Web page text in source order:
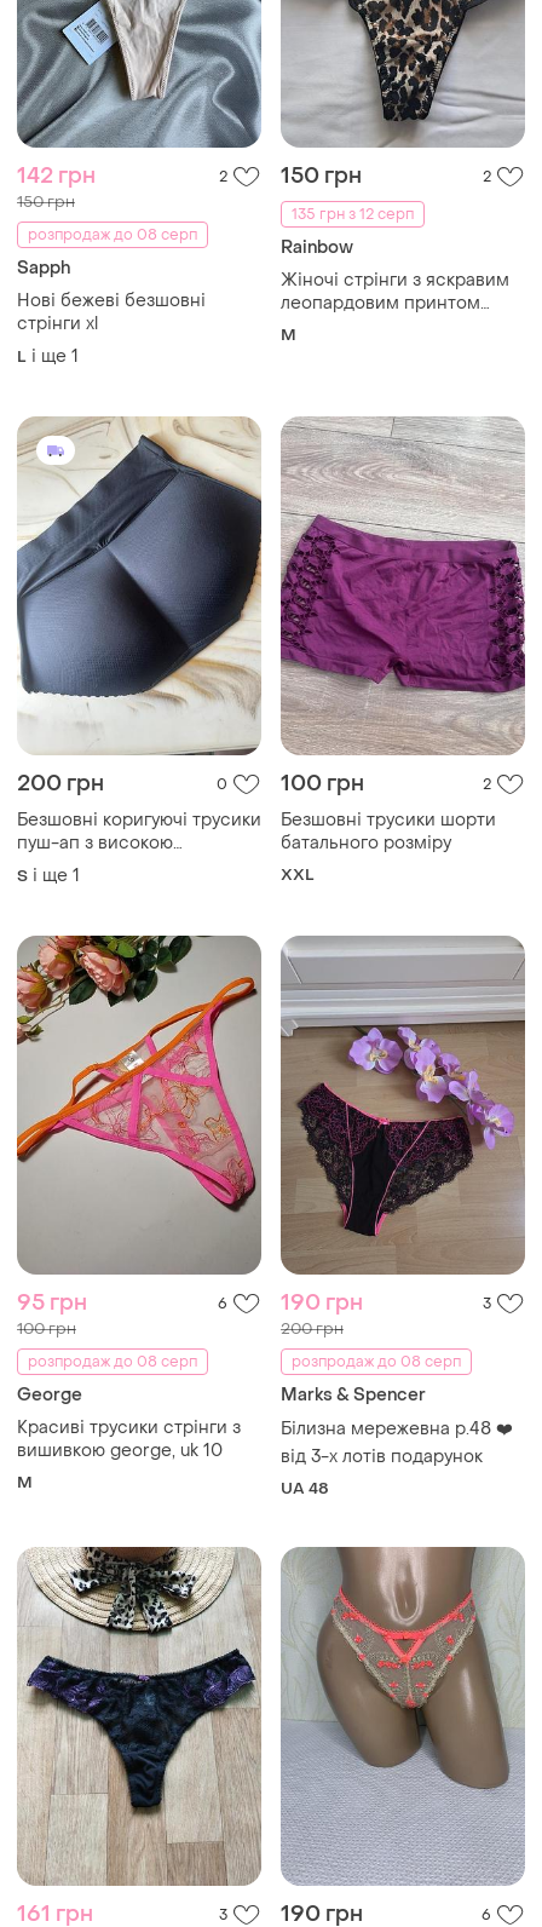
142 грн 2
150 грн
розпродаж до 08 серп
Sapph
Нові бежеві безшовні
стрінги xl
L і ще 1
150 грн
2
135 грн з 12 серп
Rainbow
Жіночі стрінги з яскравим
леопардовим принтом
розмір м
M
200 грн 0
Безшовні коригуючі трусики
пуш-ап з високою
посадкою (розмір s-m)
S і ще 1
100 грн 2
Безшовні трусики шорти
батального розміру
XXL
95 грн 6
100 грн
розпродаж до 08 серп
George
Красиві трусики стрінги з
вишивкою george, uk 10
M
190 грн 3
200 грн
розпродаж до 08 серп
Marks & Spencer
Білизна мережевна р.48 ❤️
від 3-х лотів подарунок
UA 48
161 грн 3 190 грн 6